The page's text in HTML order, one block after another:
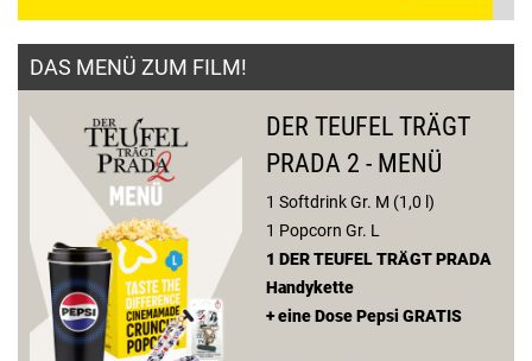
DAS MENÜ ZUM FILM!
DER TEUFEL TRÄGT
PRADA 2 - MENÜ
1 Softdrink Gr. M (1,0 l)
1 Popcorn Gr. L
1 DER TEUFEL TRÄGT PRADA
Handykette
+ eine Dose Pepsi GRATIS